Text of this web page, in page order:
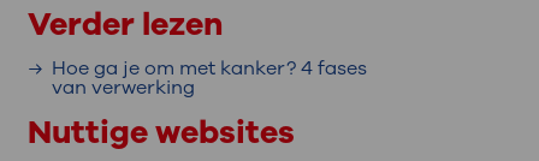
Verder lezen
Hoe ga je om met kanker? 4 fases
van verwerking
Nuttige websites